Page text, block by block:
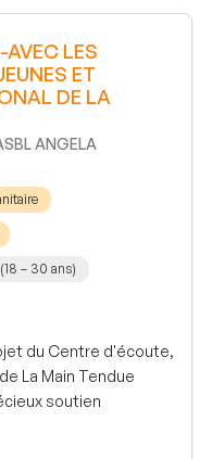
LES
ET
DE LA
ANGELA
– 30 ans)
du Centre d'écoute,
La Main Tendue
soutien